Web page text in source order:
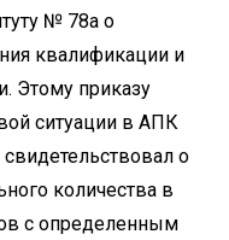
№ 78а о
квалификации и
Этому приказу
ситуации в АПК
о
количества в
с определенным